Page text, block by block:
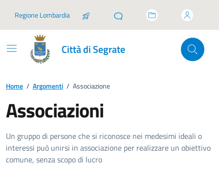
Regione Lombardia
Città di Segrate
Home / Argomenti / Associazione
Associazioni
Dettagli dell'argomento
Un gruppo di persone che si riconosce nei medesimi ideali o
interessi può unirsi in associazione per realizzare un obiettivo
comune, senza scopo di lucro